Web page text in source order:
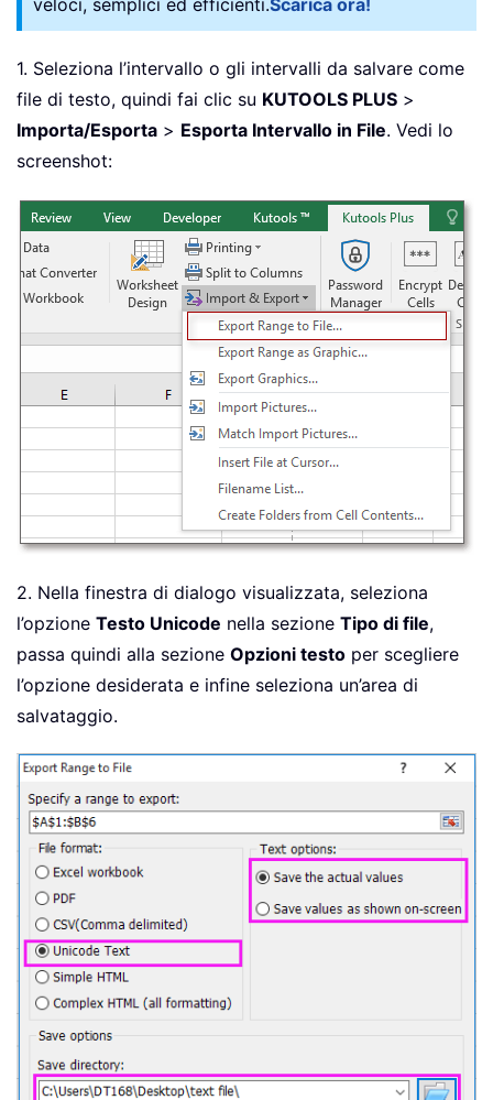
veloci, semplici ed efficienti.Scarica ora!
1. Seleziona l’intervallo o gli intervalli da salvare come
file di testo, quindi fai clic su KUTOOLS PLUS >
Importa/Esporta > Esporta Intervallo in File. Vedi lo
screenshot:
2. Nella finestra di dialogo visualizzata, seleziona
l’opzione Testo Unicode nella sezione Tipo di file,
passa quindi alla sezione Opzioni testo per scegliere
l’opzione desiderata e infine seleziona un’area di
salvataggio.